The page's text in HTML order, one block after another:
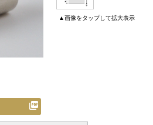
▲画像をタップして拡大表示